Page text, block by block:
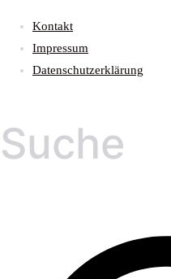
Kontakt
Impressum
Datenschutzerklärung
Suche